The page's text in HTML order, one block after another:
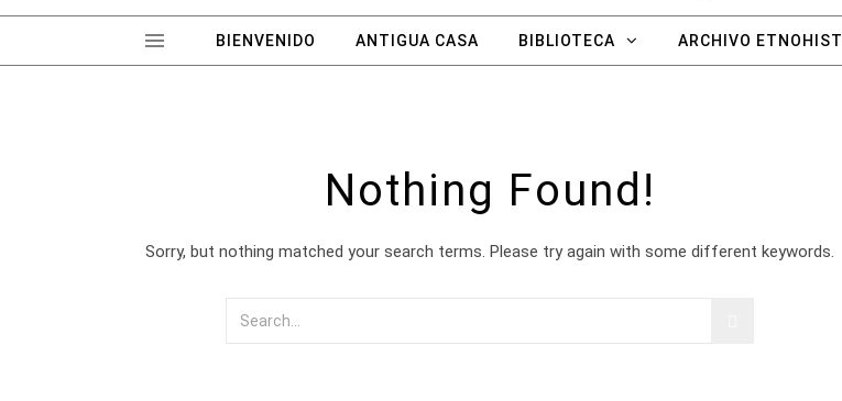
BIENVENIDO ANTIGUA CASA BIBLIOTECA ARCHIVO
Nothing Found!
Sorry, but nothing matched your search terms. Please try again with some different keywords.